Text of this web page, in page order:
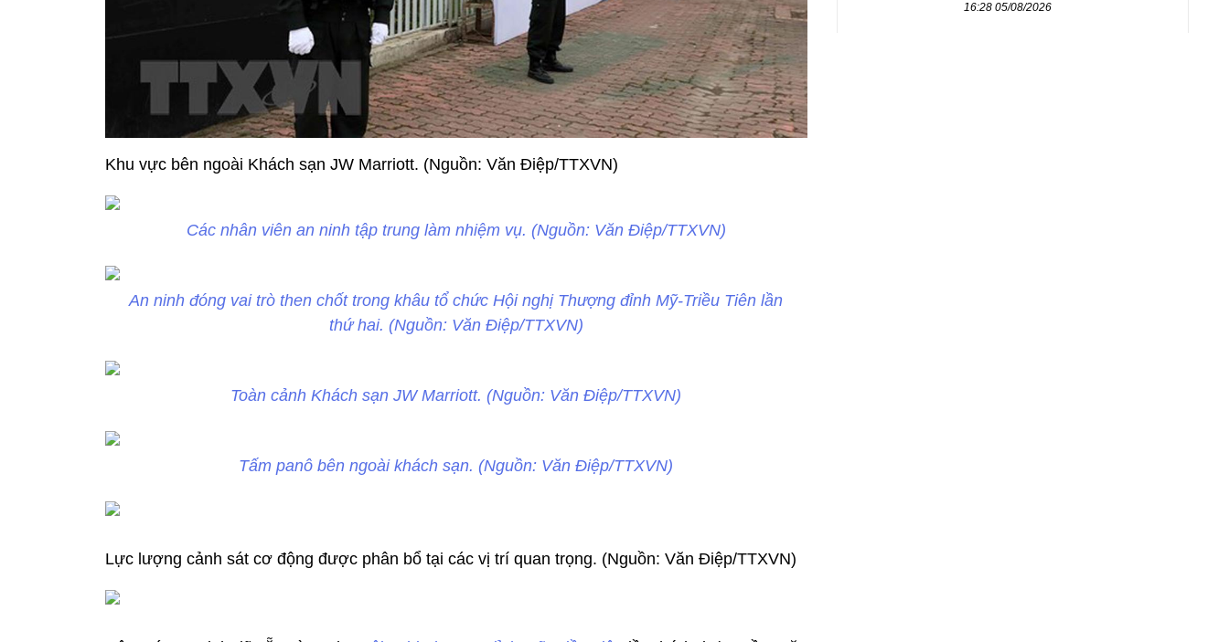
Khu vực bên ngoài Khách sạn JW Marriott. (Nguồn: Văn Điệp/TTXVN)
Các nhân viên an ninh tập trung làm nhiệm vụ. (Nguồn: Văn Điệp/TTXVN)
An ninh đóng vai trò then chốt trong khâu tổ chức Hội nghị Thượng đỉnh Mỹ-Triều Tiên lần
thứ hai. (Nguồn: Văn Điệp/TTXVN)
Toàn cảnh Khách sạn JW Marriott. (Nguồn: Văn Điệp/TTXVN)
Tấm panô bên ngoài khách sạn. (Nguồn: Văn Điệp/TTXVN)
Lực lượng cảnh sát cơ động được phân bổ tại các vị trí quan trọng. (Nguồn: Văn Điệp/TTXVN)
16:28 05/08/2026